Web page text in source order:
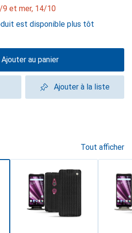
9 et mer, 14/10
est disponible plus tôt
Ajouter au panier
Ajouter à la liste
Tout afficher